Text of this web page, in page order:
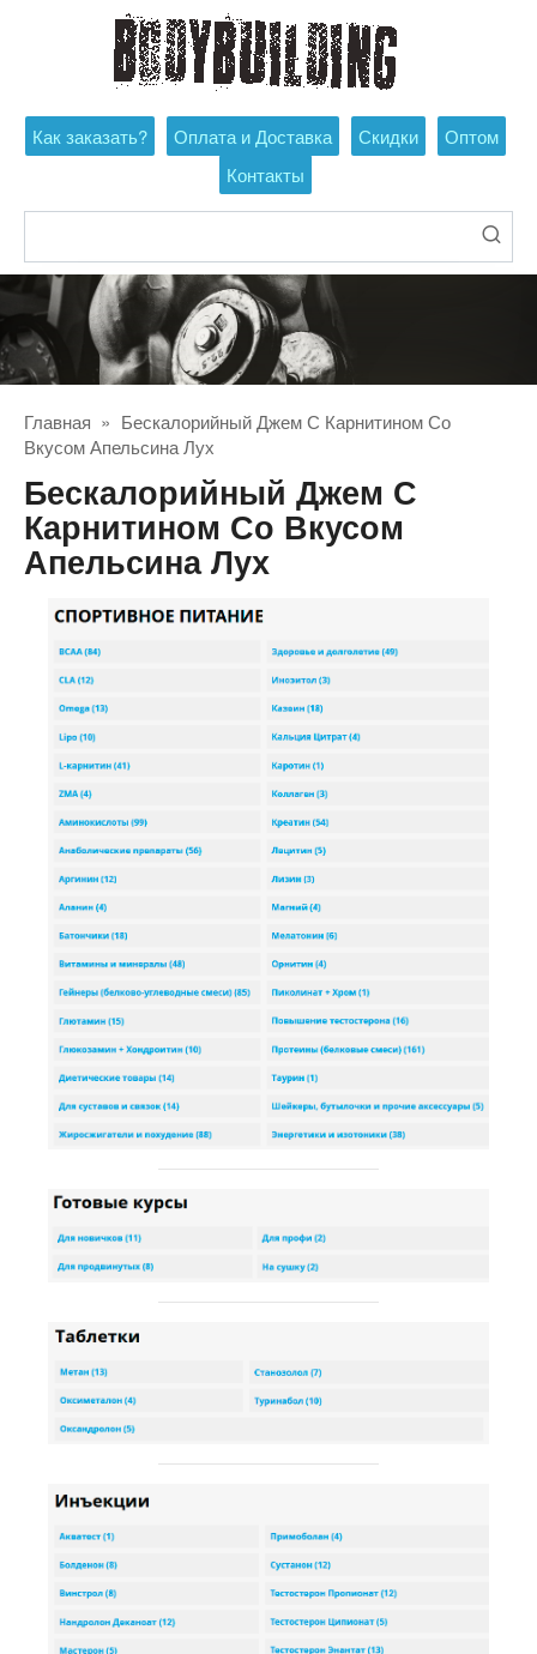
Как заказать? Оплата и Доставка Скидки
Оптом
Контакты
Главная » Бескалорийный Джем С Карнитином Со
Вкусом Апельсина Лух
Бескалорийный Джем С
Карнитином Со Вкусом
Апельсина Лух